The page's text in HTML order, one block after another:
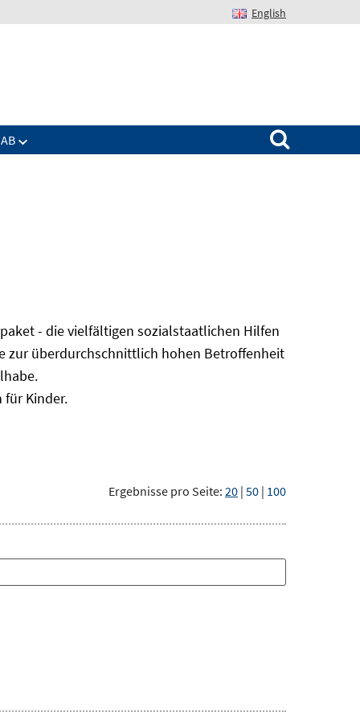
English
Suchen nach:
- die vielfältigen sozialstaatlichen Hilfen
zur überdurchschnittlich hohen Betroffenheit
für Kinder.
Ergebnisse pro Seite: 20 | 50 | 100